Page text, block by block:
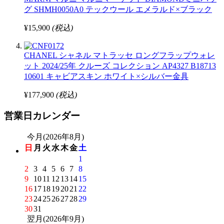
グ SHMH0050A0 テックウール エメラルド×ブラック
¥15,900 (税込)
CHANEL シャネル マトラッセ ロングフラップウォレ
ット 2024/25年 クルーズ コレクション AP4327 B18713
10601 キャビアスキン ホワイト×シルバー金具
¥177,900 (税込)
営業日カレンダー
今月(2026年8月)
日 月 火 水木金土
1
2
3 4 5 6 7 8
9
1011 12 131415
161718192021 22
23242526272829
3031
翌月(2026年9月)